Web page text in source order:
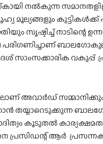
നല്‍കുന്ന
മൂല്യങ്ങളും
സൃഷ്ടിച്ച് നാടിന്റെ
പരിഗണിച്ചാണ്
സാംസക്കാരിക വകുപ്പ്
അവാര്‍ഡ്
തയ്യാറെടുക്കുന്ന
കൂടുതല്‍
പ്രസിഡന്റ് ആര്‍